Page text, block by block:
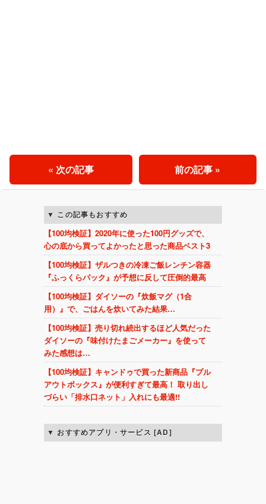
前の記事 »
« 次の記事
この記事もおすすめ
【100均検証】2020年に使った100円グッズで、
心の底から買ってよかったと思った商品ベスト3
【100均検証】ザルつきの冷凍ご飯レンチン容器
『ふっくらパック』が予想に反して圧倒的最高
【100均検証】ダイソーの『炊飯マグ（1合
用）』で、ごはんを炊いてみた結果…
【100均検証】売り切れ続出するほど人気だった
ダイソーの『味付けたまごメーカー』を使って
みた感想は…
【100均検証】キャンドゥで買った新商品『プル
アウトボックス』が便利すぎて最高！ 取り出し
づらい「排水口ネット」入れにも最適!!
おすすめアプリ・サービス [AD]